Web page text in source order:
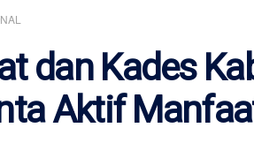
dan Kades
Aktif